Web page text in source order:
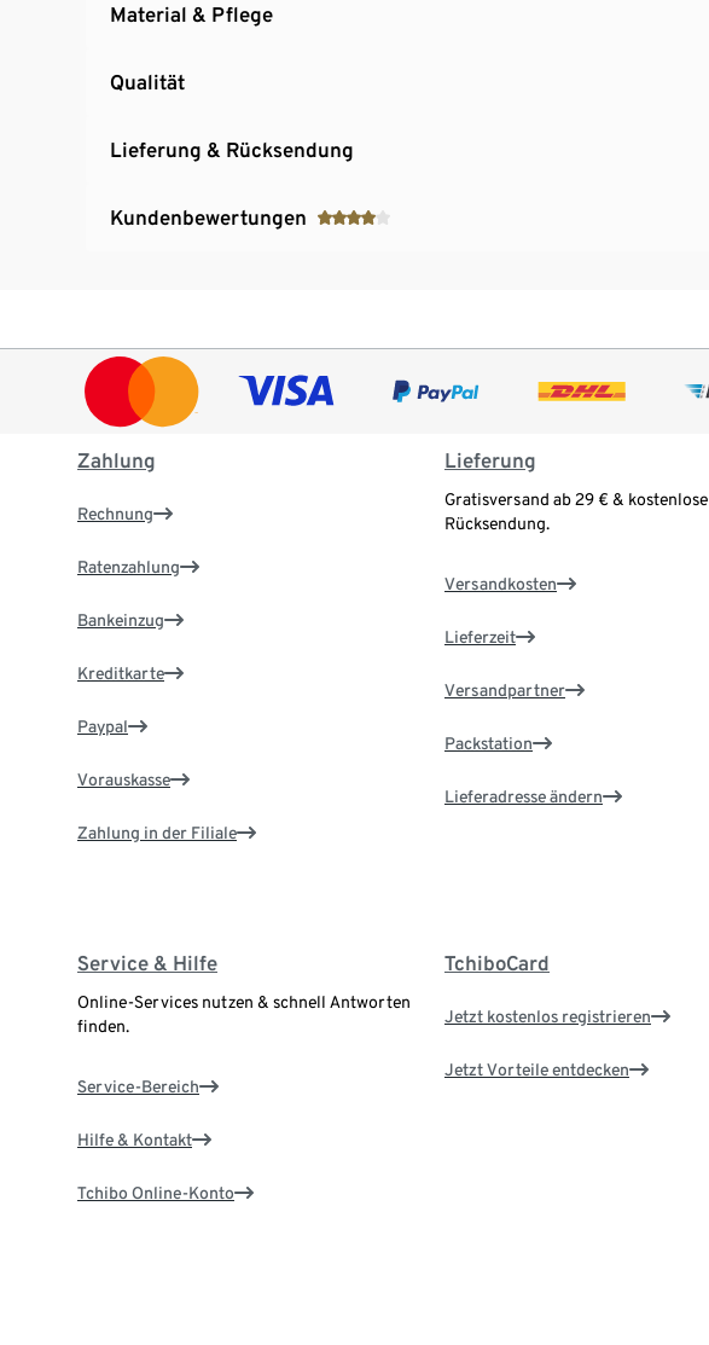
Material & Pflege
Qualität
Lieferung & Rücksendung
Kundenbewertungen
Zahlung
Rechnung
Ratenzahlung
Bankeinzug
Kreditkarte
Paypal
Vorauskasse
Zahlung in der Filiale
Lieferung
Gratisversand ab 29 € & kostenlose
Rücksendung.
Versandkosten
Lieferzeit
Versandpartner
Packstation
Lieferadresse ändern
Service & Hilfe
Online-Services nutzen & schnell Antworten
finden.
Service-Bereich
Hilfe & Kontakt
Tchibo Online-Konto
TchiboCard
Jetzt kostenlos registrieren
Jetzt Vorteile entdecken